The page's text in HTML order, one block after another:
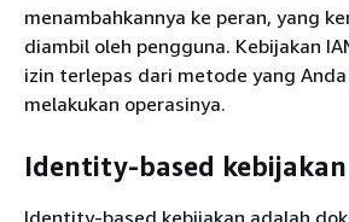
menambahkannya ke peran, yang
diambil oleh pengguna. Kebijakan
izin terlepas dari metode yang
melakukan operasinya.
Identity-based kebijakan
Identity-based kebijakan adalah